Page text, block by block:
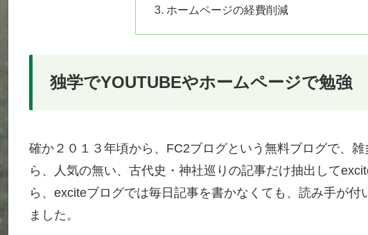
ホームページの経費削減
独学でYOUTUBEやホームページで勉強
確か２０１３年頃から、FC2ブログという無料ブログで、
ら、人気の無い、古代史・神社巡りの記事だけ抽出して
ら、exciteブログでは毎日記事を書かなくても、読み手が付
ました。